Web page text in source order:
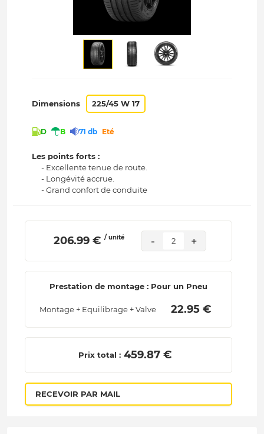
Dimensions 225/45 W 17
D B 71 db Eté
Les points forts :
- Excellente tenue de route.
- Longévité accrue.
- Grand confort de conduite
206.99 € / unité - 2 +
Prestation de montage : Pour un Pneu
Montage + Equilibrage + Valve 22.95 €
Prix total : 459.87 €
RECEVOIR PAR MAIL